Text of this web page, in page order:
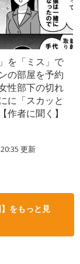
を「ミス」で
の部屋を予約
性部下の切れ
に「スカッと
作者に聞く】
更新
をもっと見